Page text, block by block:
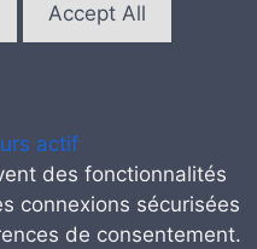
Accept All
actif
des fonctionnalités
connexions sécurisées
de consentement.